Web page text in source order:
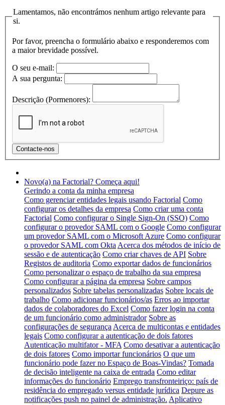
Lamentamos, não encontrámos nenhum artigo relevante para
si.
Por favor, preencha o formulário abaixo e responderemos com
a maior brevidade possível.
O seu e-mail:
A sua pergunta:
Descrição (Pormenores):
Novo(a) na Factorial? Começa aqui!
Gerindo a conta da minha empresa
Como gerenciar entidades legais usando Factorial Como
configurar os detalhes da empresa Como criar uma conta
Factorial Como configurar o Single Sign-On (SSO) Como
configurar o provedor SAML com o Google Como configurar
um provedor SAML com o Microsoft Azure Como configurar
o provedor SAML com Okta Acerca dos métodos de início de
sessão e de autenticação Como criar chaves de API Sobre
Registos de auditoria Como exportar dados de funcionários
Como personalizar o espaço de trabalho da sua empresa
Como configurar a página da empresa Sobre campos
personalizados Sobre tabelas personalizadas Sobre locais de
trabalho Como adicionar funcionários/as Erros ao importar
dados de colaboradores do Excel Como fazer login na conta
de um funcionário como administrador Sobre as
configurações de segurança Acerca de multicontas e entidades
legais Como configurar a autenticação de dois fatores
Autenticação multifator - MFA Como desativar a autenticação
de dois fatores Como importar funcionários O que um
funcionário pode fazer no Espaço de Boas-Vindas? Tomada
de decisão inteligente na caixa de entrada Como editar
informações do funcionário Emprego transfronteiriço: país de
residência do empregado versus entidade jurídica Depure as
notificações push no painel de administração. Aplicativo